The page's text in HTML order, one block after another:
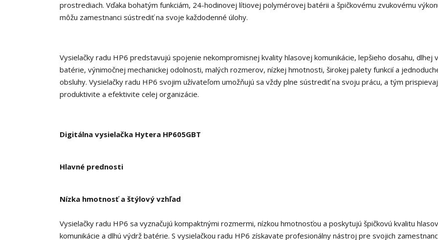
prostrediach. Vďaka bohatým funkciám, 24-hodinovej lítiovej polymérovej batérii a špičkovému zvukovému
môžu zamestnanci sústrediť na svoje každodenné úlohy.
Vysielačky radu HP6 predstavujú spojenie nekompromisnej kvality hlasovej komunikácie, lepšieho dosahu, dlhej
batérie, výnimočnej mechanickej odolnosti, malých rozmerov, nízkej hmotnosti, širokej palety funkcií a
obsluhy. Vysielačky radu HP6 svojim užívateľom umožňujú sa vždy plne sústrediť na svoju prácu, a tým
produktivite a efektivite celej organizácie.
Digitálna vysielačka Hytera HP605GBT
Hlavné prednosti
Nízka hmotnosť a štýlový vzhľad
Vysielačky radu HP6 sa vyznačujú kompaktnými rozmermi, nízkou hmotnosťou a poskytujú špičkovú kvalitu
komunikácie a dlhú výdrž batérie. S vysielačkou radu HP6 získavate profesionálny nástroj pre svojich